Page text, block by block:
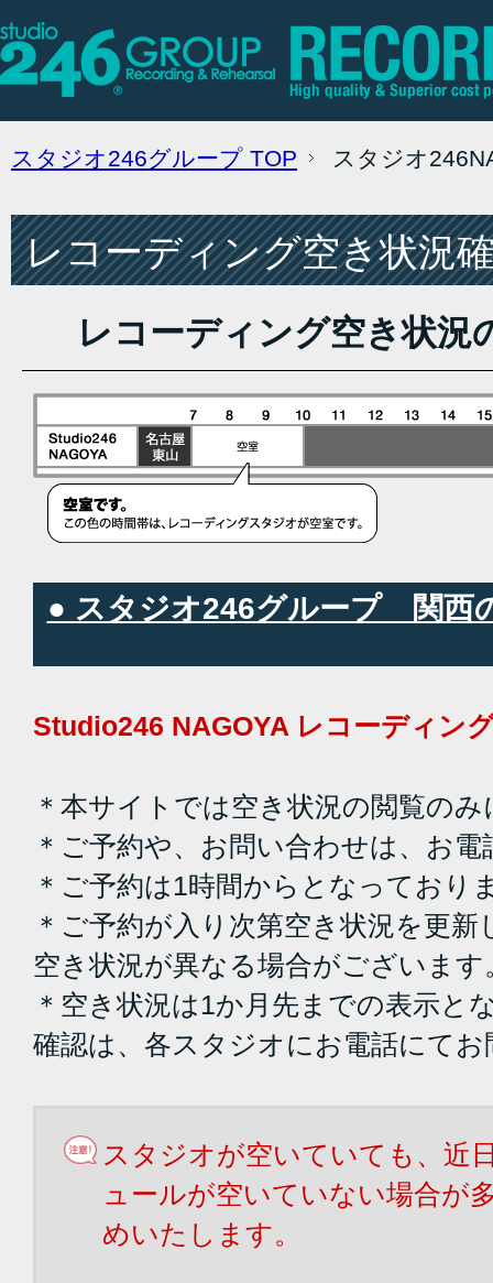
スタジオ246グループ TOP スタジオ
レコーディング空き状況
レコーディング空き状況
● スタジオ246グループ 関西
Studio246 NAGOYA レコーディン
＊本サイトでは空き状況の閲覧の
＊ご予約や、お問い合わせは、お
＊ご予約は1時間からとなっており
＊ご予約が入り次第空き状況を更
空き状況が異なる場合がございます
＊空き状況は1か月先までの表示と
確認は、各スタジオにお電話にて
スタジオが空いていても、近
ュールが空いていない場合が
めいたします。